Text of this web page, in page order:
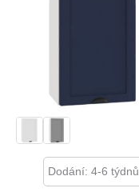
Dodání: 4-6 týdnů